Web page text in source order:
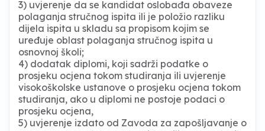
3) uvjerenje da se kandidat oslobađa obaveze
polaganja stručnog ispita ili je položio razliku
dijela ispita u skladu sa propisom kojim se
uređuje oblast polaganja stručnog ispita u
osnovnoj školi;
4) dodatak diplomi, koji sadrži podatke o
prosjeku ocjena tokom studiranja ili uvjerenje
visokoškolske ustanove o prosjeku ocjena tokom
studiranja, ako u diplomi ne postoje podaci o
prosjeku ocjena,
5) uvjerenje izdato od Zavoda za zapošljavanje o